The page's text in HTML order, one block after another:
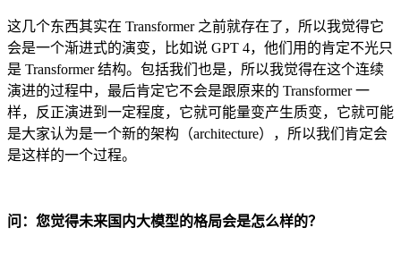
这几个东西其实在 Transformer 之前就存在了，所以我觉得它
会是一个渐进式的演变，比如说 GPT 4，他们用的肯定不光只
是 Transformer 结构。包括我们也是，所以我觉得在这个连续
演进的过程中，最后肯定它不会是跟原来的 Transformer 一
样，反正演进到一定程度，它就可能量变产生质变，它就可能
是大家认为是一个新的架构（architecture），所以我们肯定会
是这样的一个过程。
问：您觉得未来国内大模型的格局会是怎么样的？